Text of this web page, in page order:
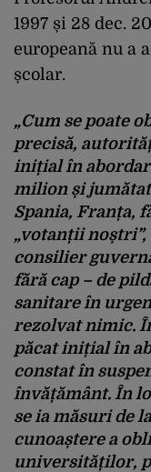
1997 și 28 dec.
europeană nu a
școlar.
„Cum se poate
precisă,
inițial în
milion și
Spania, Franța,
„votanții
consilier
fără cap – de
sanitare în
rezolvat nimic.
păcat inițial în
constat în
învățământ. În
se ia măsuri de
cunoaștere a
universităților,